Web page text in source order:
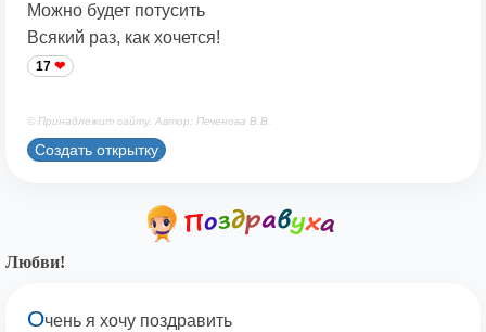
Можно будет потусить
Всякий раз, как хочется!
17
© Принадлежит сайту. Автор: Печенова В.В.
Создать открытку
Любви!
Очень я хочу поздравить